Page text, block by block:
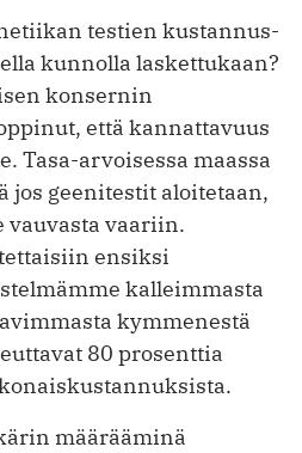
testien kustannus-
kunnolla laskettukaan?
konsernin
että kannattavuus
Tasa-arvoisessa maassa
jos geenitestit aloitetaan,
vauvasta vaariin.
ensiksi
kalleimmasta
kymmenestä
80 prosenttia
määrääminä